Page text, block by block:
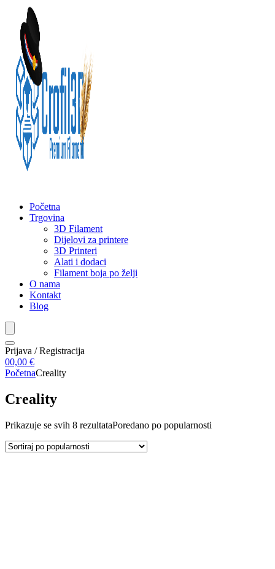
Početna
Trgovina
3D Filament
Dijelovi za printere
3D Printeri
Alati i dodaci
Filament boja po želji
O nama
Kontakt
Blog
Prijava / Registracija
00,00 €
PočetnaCreality
Creality
Prikazuje se svih 8 rezultataPoredano po popularnosti